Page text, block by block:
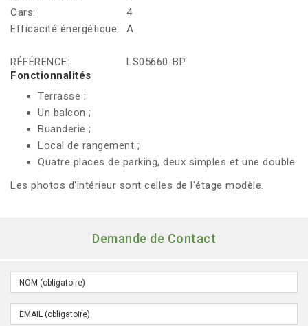
Cars:
4
Efficacité énergétique:
A
RÉFÉRENCE:
LS05660-BP
Fonctionnalités
Terrasse ;
Un balcon ;
Buanderie ;
Local de rangement ;
Quatre places de parking, deux simples et une double.
Les photos d'intérieur sont celles de l'étage modèle.
Demande de Contact